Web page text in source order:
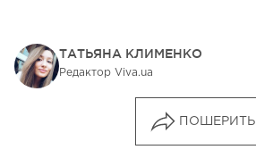
ТАТЬЯНА КЛИМЕНКО
Редактор Viva.ua
ПОШЕРИТЬ